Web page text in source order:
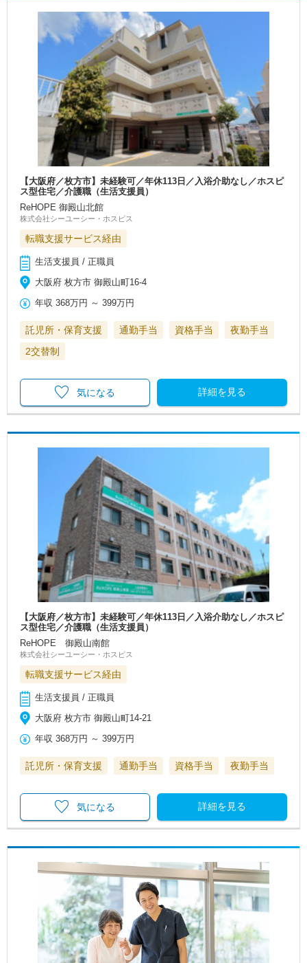
【大阪府／枚方市】未経験可／年休113日／入浴介助なし／ホスピ
ス型住宅／介護職（生活支援員）
ReHOPE 御殿山北館
株式会社シーユーシー・ホスピス
転職支援サービス経由
生活支援員 / 正職員
大阪府 枚方市 御殿山町16-4
年収 368万円 ～399万円
託児所・保育支援 通勤手当 資格手当
夜勤手当
2交替制
詳細を見る
気になる
【大阪府／枚方市】未経験可／年休113日／入浴介助なし／ホスピ
ス型住宅／介護職（生活支援員）
ReHOPE 御殿山南館
株式会社シーユーシー・ホスピス
転職支援サービス経由
生活支援員 / 正職員
大阪府 枚方市 御殿山町14-21
年収 368万円 ～399万円
託児所・保育支援 通勤手当 資格手当 夜勤手当
詳細を見る
気になる